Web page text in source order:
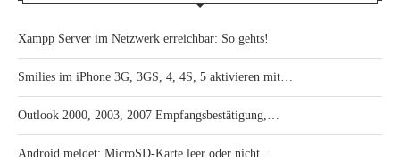
Xampp Server im Netzwerk erreichbar: So gehts!
Smilies im iPhone 3G, 3GS, 4, 4S, 5 aktivieren mit…
Outlook 2000, 2003, 2007 Empfangsbestätigung,…
Android meldet: MicroSD-Karte leer oder nicht…